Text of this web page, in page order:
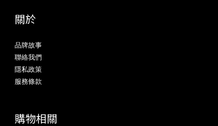
關於
品牌故事
聯絡我們
隱私政策
服務條款
購物相關